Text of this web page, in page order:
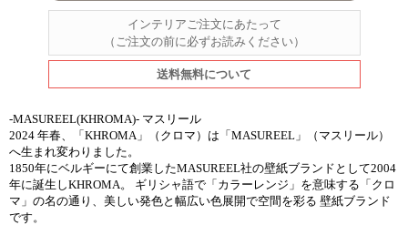
インテリアご注文にあたって
（ご注文の前に必ずお読みください）
送料無料について
-MASUREEL(KHROMA)- マスリール
2024 年春、「KHROMA」（クロマ）は「MASUREEL」（マスリール）
へ生まれ変わりました。
1850年にベルギーにて創業したMASUREEL社の壁紙ブランドとして2004
年に誕生しKHROMA。 ギリシャ語で「カラーレンジ」を意味する「クロ
マ」の名の通り、美しい発色と幅広い色展開で空間を彩る 壁紙ブランド
です。